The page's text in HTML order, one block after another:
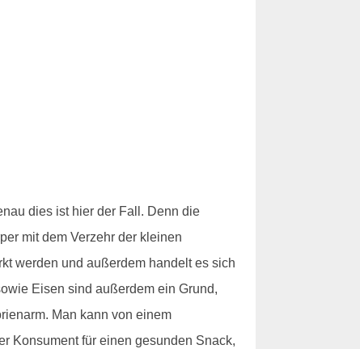
dies ist hier der Fall. Denn die
mit dem Verzehr der kleinen
werden und außerdem handelt es sich
Eisen sind außerdem ein Grund,
Man kann von einem
Konsument für einen gesunden Snack,